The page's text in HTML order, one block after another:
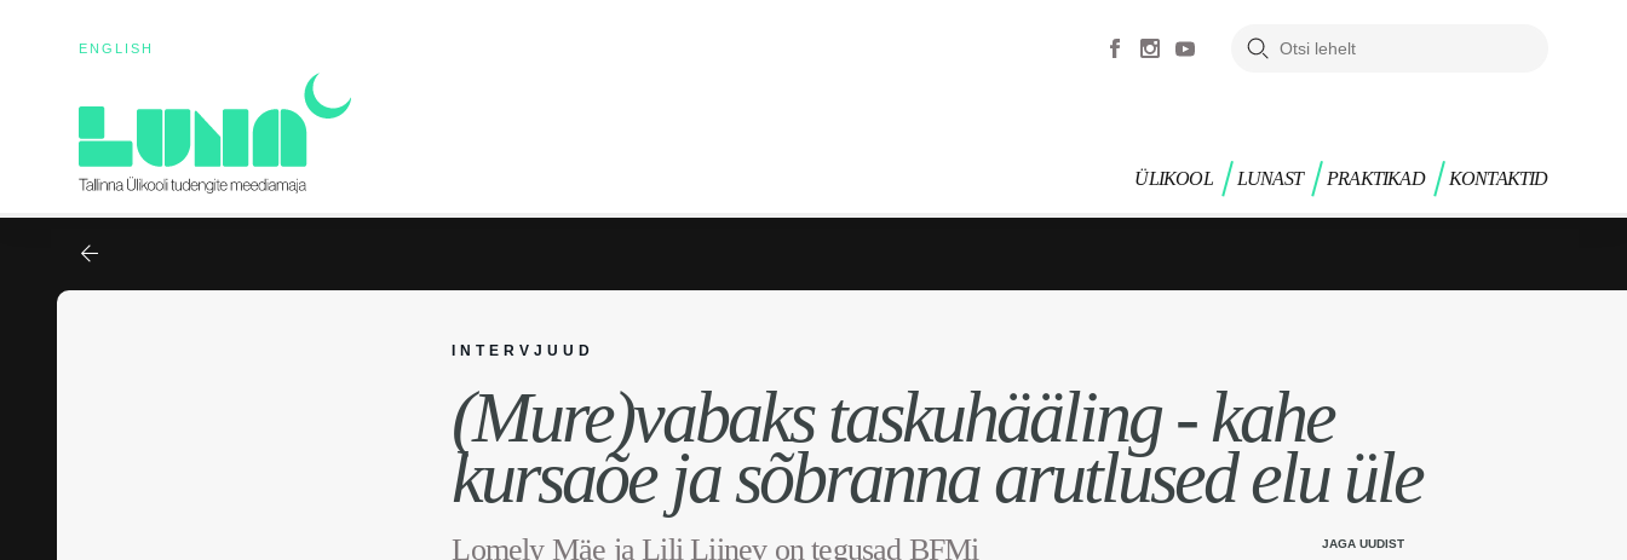
ENGLISH
ÜLIKOOL LUNAST PRAKTIKAD KONTAKTID
INTERVJUUD
(Mure)vabaks taskuhääling - kahe
kursaõe ja sõbranna arutlused elu üle
Lomely Mäe ja Lili Liinev on tegusad BFMi
JAGA UUDIST